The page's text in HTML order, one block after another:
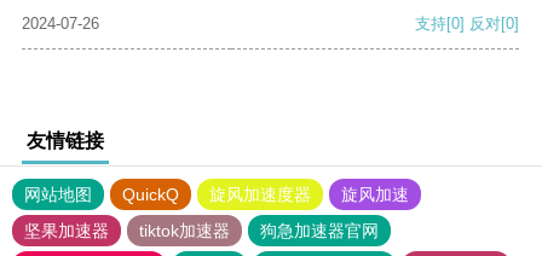
2024-07-26
支持[0] 反对[0]
友情链接
网站地图 QuickQ 旋风加速度器
旋风加速
坚果加速器
tiktok加速器
狗急加速器官网